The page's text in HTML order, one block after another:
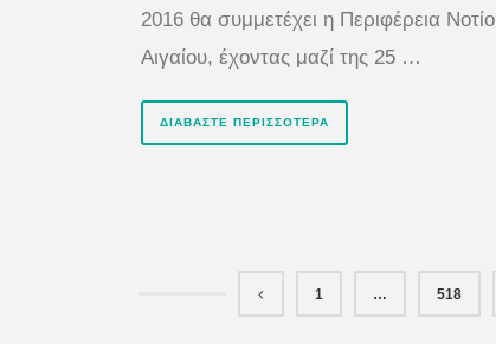
2016 θα συμμετέχει η Περιφέρεια
Αιγαίου, έχοντας μαζί της 25 …
ΔΙΑΒΆΣΤΕ ΠΕΡΙΣΣΌΤΕΡΑ
1 … 518